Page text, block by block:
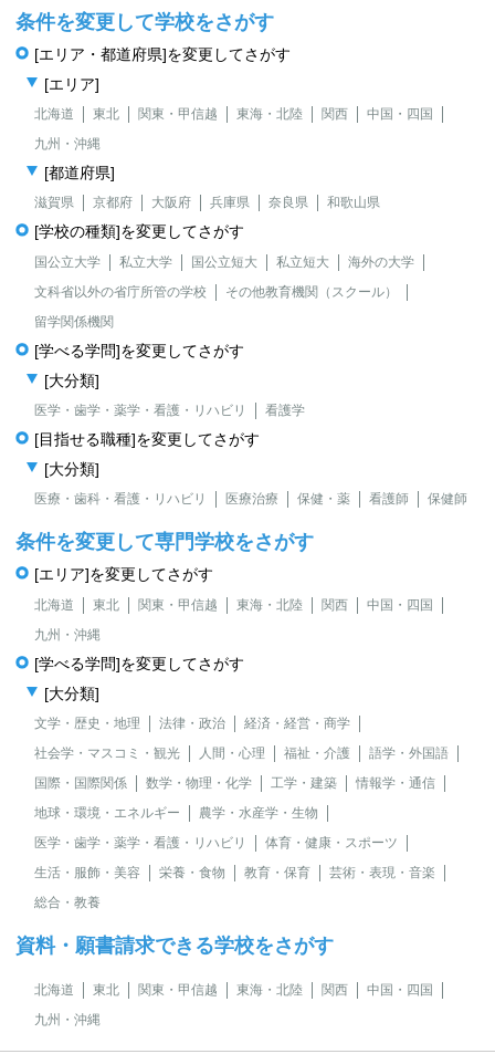
条件を変更して学校をさがす
[エリア・都道府県]を変更してさがす
[エリア]
北海道 東北 関東・甲信越 東海・北陸 関西
中国・四国
九州・沖縄
[都道府県]
滋賀県 京都府 大阪府 兵庫県 奈良県 和歌山県
[学校の種類]を変更してさがす
国公立大学 私立大学 国公立短大 私立短大
海外の大学
文科省以外の省庁所管の学校
その他教育機関（スクール）
留学関係機関
[学べる学問]を変更してさがす
[大分類]
医学・歯学・薬学・看護・リハビリ 看護学
[目指せる職種]を変更してさがす
[大分類]
医療・歯科・看護・リハビリ 医療治療 保健・薬 看護師 保健師
条件を変更して専門学校をさがす
[エリア]を変更してさがす
北海道 東北 関東・甲信越 東海・北陸 関西
中国・四国
九州・沖縄
[学べる学問]を変更してさがす
[大分類]
文学・歴史・地理 法律・政治
経済・経営・商学
社会学・マスコミ・観光
人間・心理 福祉・介護
語学・外国語
国際・国際関係
数学・物理・化学 工学・建築
情報学・通信
地球・環境・エネルギー
農学・水産学・生物
医学・歯学・薬学・看護・リハビリ
体育・健康・スポーツ
生活・服飾・美容
栄養・食物 教育・保育
芸術・表現・音楽
総合・教養
資料・願書請求できる学校をさがす
北海道 東北 関東・甲信越 東海・北陸 関西
中国・四国
九州・沖縄